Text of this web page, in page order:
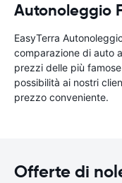
Autonoleggio
EasyTerra
comparazione di auto
prezzi delle più
possibilità ai nostri
prezzo conveniente.
Offerte di